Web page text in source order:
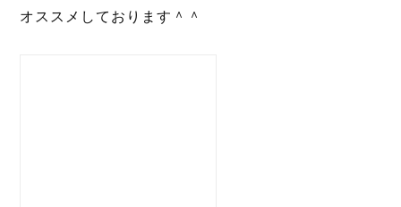
オススメしております＾＾